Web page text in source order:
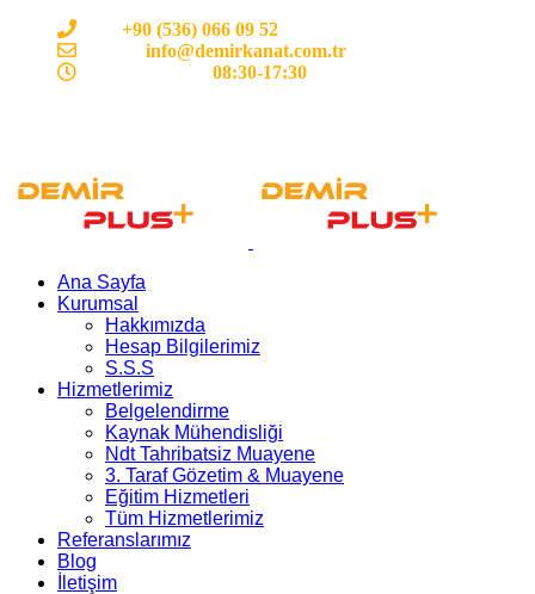
+90 (536) 066 09 52
info@demirkanat.com.tr
08:30-17:30
Ana Sayfa
Kurumsal
Hakkımızda
Hesap Bilgilerimiz
S.S.S
Hizmetlerimiz
Belgelendirme
Kaynak Mühendisliği
Ndt Tahribatsiz Muayene
3. Taraf Gözetim & Muayene
Eğitim Hizmetleri
Tüm Hizmetlerimiz
Referanslarımız
Blog
İletişim